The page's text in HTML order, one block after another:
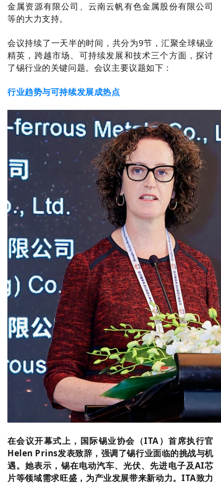
金属资源有限公司、云南云帆有色金属股份有限公司
等的大力支持。
会议持续了一天半的时间，共分为9节，汇聚全球锡业
精英，跨越市场、可持续发展和技术三个方面，探讨
了锡行业的关键问题。会议主要议题如下：
行业趋势与可持续发展成热点
在会议开幕式上，国际锡业协会（ITA）首席执行官
Helen Prins发表致辞，强调了锡行业面临的挑战与机
遇。她表示，锡在电动汽车、光伏、先进电子及AI芯
片等领域需求旺盛，为产业发展带来新动力。ITA致力